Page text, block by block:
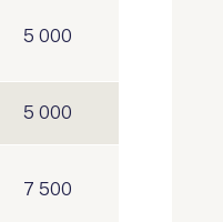
5 000
5 000
7 500